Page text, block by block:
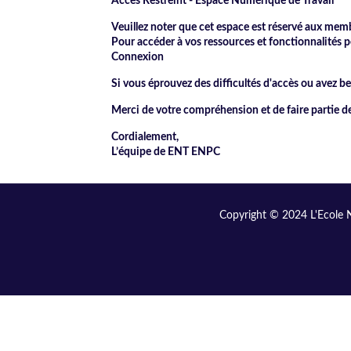
Veuillez noter que cet espace est réservé aux
Pour accéder à vos ressources et fonctionnalités
Connexion
Si vous éprouvez des difficultés d'accès ou avez
Merci de votre compréhension et de faire partie
Cordialement,
L’équipe de ENT ENPC
Copyright © 2024 L'Ecole